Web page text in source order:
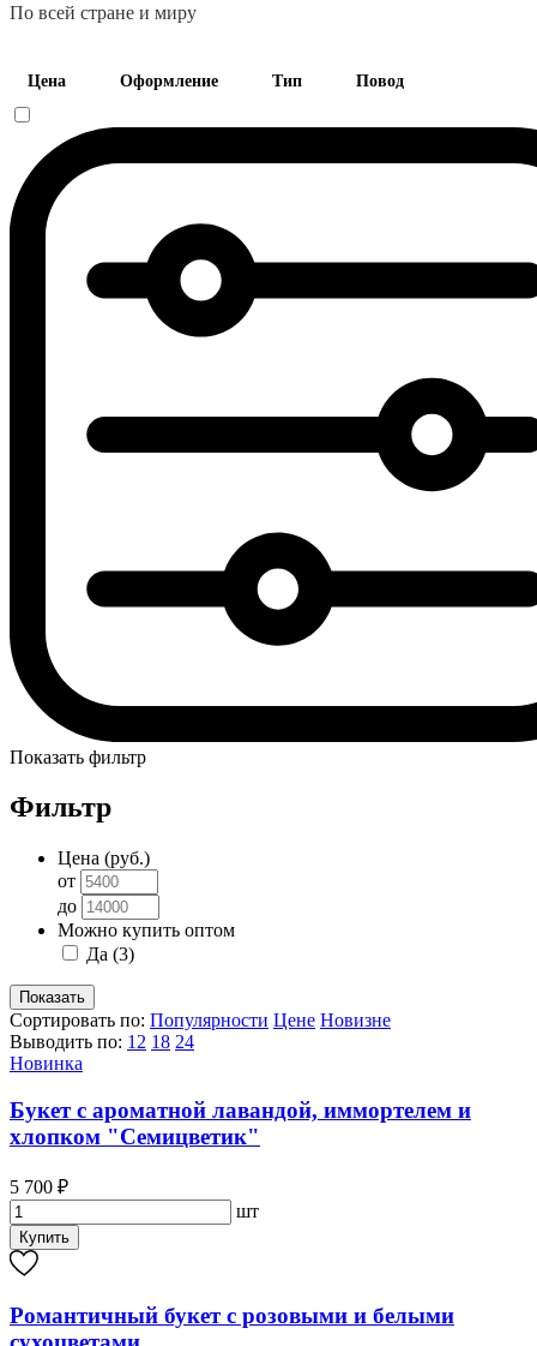
По всей стране и миру
Цена Оформление Тип Повод
Показать фильтр
Фильтр
Цена (руб.)
от
до
Можно купить оптом
Да (3)
Сортировать по: Популярности Цене Новизне
Выводить по: 12 18 24
Новинка
Букет с ароматной лавандой, иммортелем и
хлопком "Семицветик"
5 700 ₽
шт
Купить
Романтичный букет с розовыми и белыми